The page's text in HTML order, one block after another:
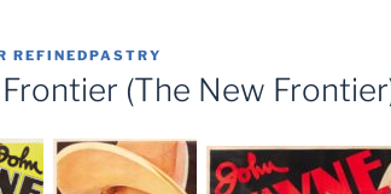
REFINEDPASTRY
(The New